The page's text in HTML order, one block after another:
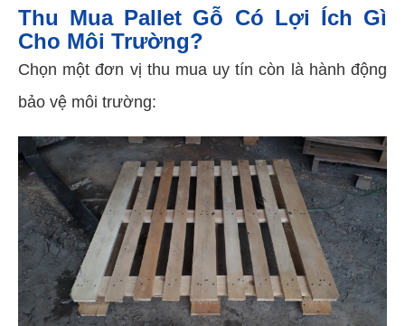
Thu Mua Pallet Gỗ Có Lợi Ích Gì
Cho Môi Trường?
Chọn một đơn vị thu mua uy tín còn là hành động
bảo vệ môi trường: